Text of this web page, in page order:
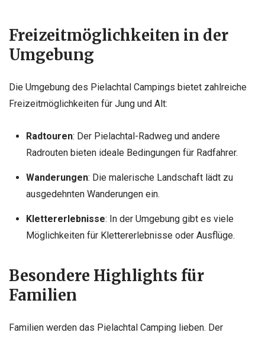
Freizeitmöglichkeiten in der
Umgebung
Die Umgebung des Pielachtal Campings bietet zahlreiche
Freizeitmöglichkeiten für Jung und Alt:
Radtouren: Der Pielachtal-Radweg und andere
Radrouten bieten ideale Bedingungen für Radfahrer.
Wanderungen: Die malerische Landschaft lädt zu
ausgedehnten Wanderungen ein.
Klettererlebnisse: In der Umgebung gibt es viele
Möglichkeiten für Klettererlebnisse oder Ausflüge.
Besondere Highlights für
Familien
Familien werden das Pielachtal Camping lieben. Der